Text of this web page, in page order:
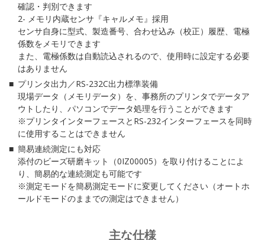
確認・判別できます
メモリ内蔵センサ『キャルメモ』採用
センサ自身に型式、製造番号、合わせ込み（校正）履歴、電極
係数をメモリできます
また、電極係数は自動読込されるので、使用時に設定する必要
はありません
プリンタ出力／RS-232C出力標準装備
現場データ（メモリデータ）を、事務所のプリンタでデータア
ウトしたり、パソコンでデータ処理を行うことができます
※プリンタインターフェースとRS-232インターフェースを同時
に使用することはできません
簡易連続測定にも対応
添付のビーズ研磨キット（0IZ00005）を取り付けることによ
り、簡易的な連続測定も可能です
※測定モードを簡易測定モードに変更してください（オートホ
ールドモードのままでの測定はできません）
主な仕様